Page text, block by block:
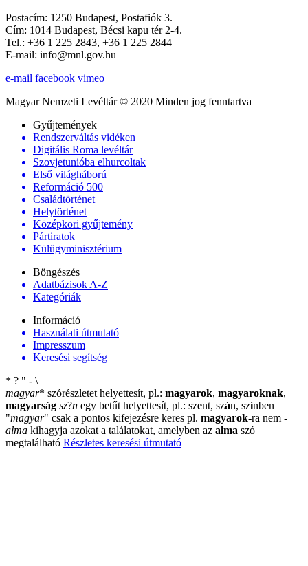
Postacím: 1250 Budapest, Postafiók 3.
Cím: 1014 Budapest, Bécsi kapu tér 2-4.
Tel.: +36 1 225 2843, +36 1 225 2844
E-mail: info@mnl.gov.hu
e-mail facebook vimeo
Magyar Nemzeti Levéltár © 2020 Minden jog fenntartva
Gyűjtemények
Rendszerváltás vidéken
Digitális Roma levéltár
Szovjetunióba elhurcoltak
Első világháború
Reformáció 500
Családtörténet
Helytörténet
Középkori gyűjtemény
Pártiratok
Külügyminisztérium
Böngészés
Adatbázisok A-Z
Kategóriák
Információ
Használati útmutató
Impresszum
Keresési segítség
* ? " - \
magyar* szórészletet helyettesít, pl.: magyarok, magyaroknak,
magyarság sz?n egy betűt helyettesít, pl.: szent, szán, színben
"magyar" csak a pontos kifejezésre keres pl. magyarok-ra nem -
alma kihagyja azokat a találatokat, amelyben az alma szó
megtalálható Részletes keresési útmutató